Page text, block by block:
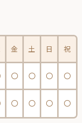
金 土 日 祝
〇 〇 〇 〇
〇 〇 〇 〇